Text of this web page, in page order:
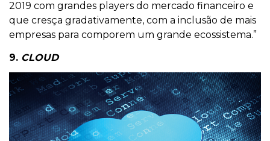
2019 com grandes players do mercado financeiro e
que cresça gradativamente, com a inclusão de mais
empresas para comporem um grande ecossistema.”
9. CLOUD